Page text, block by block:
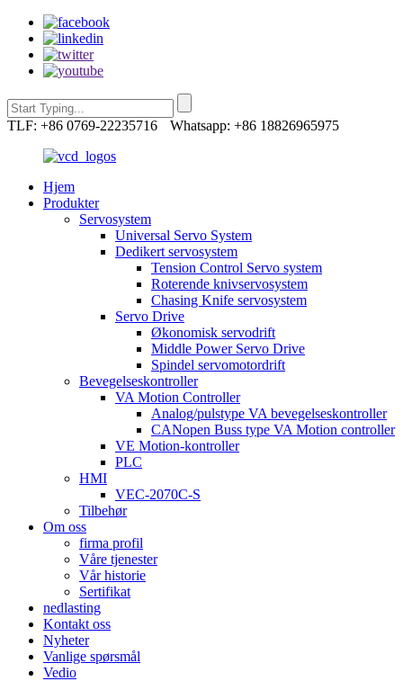
TLF: +86 0769-22235716 Whatsapp: +86 18826965975
Hjem
Produkter
Servosystem
Universal Servo System
Dedikert servosystem
Tension Control Servo system
Roterende knivservosystem
Chasing Knife servosystem
Servo Drive
Økonomisk servodrift
Middle Power Servo Drive
Spindel servomotordrift
Bevegelseskontroller
VA Motion Controller
Analog/pulstype VA bevegelseskontroller
CANopen Buss type VA Motion controller
VE Motion-kontroller
PLC
HMI
VEC-2070C-S
Tilbehør
Om oss
firma profil
Våre tjenester
Vår historie
Sertifikat
nedlasting
Kontakt oss
Nyheter
Vanlige spørsmål
Vedio